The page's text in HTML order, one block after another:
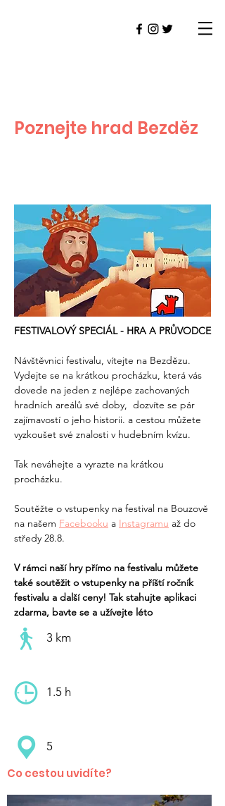
Poznejte hrad Bezděz
FESTIVALOVÝ SPECIÁL - HRA A PRŮVODCE
Návštěvnici festivalu, vítejte na Bezdězu.
Vydejte se na krátkou procházku, která vás
dovede na jeden z nejlépe zachovaných
hradních areálů své doby,  dozvíte se pár
zajímavostí o jeho historii. a cestou můžete
vyzkoušet své znalosti v hudebním kvízu.
Tak neváhejte a vyrazte na krátkou
procházku.
Soutěžte o vstupenky na festival na Bouzově
na našem Facebooku a Instagramu až do
středy 28.8.
V rámci naší hry přímo na festivalu můžete
také soutěžit o vstupenky na příští ročník
festivalu a další ceny! Tak stahujte aplikaci
zdarma, bavte se a užívejte léto
3 km
1.5 h
5
Co cestou uvidíte?